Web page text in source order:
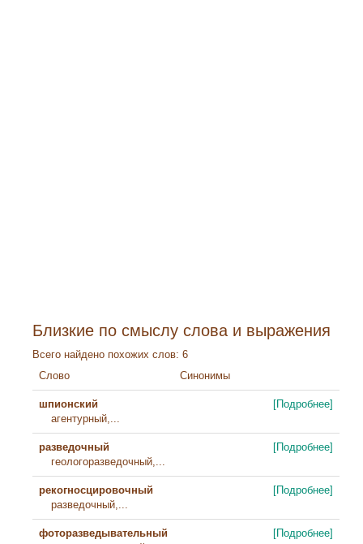
Близкие по смыслу слова и выражения
Всего найдено похожих слов: 6
Слово
Синонимы
шпионский
агентурный,...
[Подробнее]
разведочный
геологоразведочный,...
[Подробнее]
рекогносцировочный
разведочный,...
[Подробнее]
фоторазведывательный
[Подробнее]